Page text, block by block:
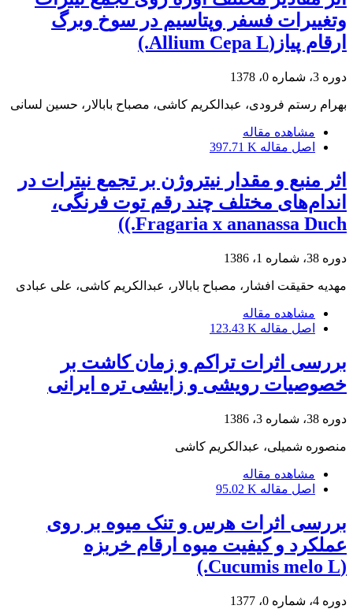
وتغییرات فسفر وپتاسیم در سوخ وبرگ
ارقام پیاز(Allium Cepa L.)
دوره 3، شماره 0، 1378
بهرام رستم فرودی، عبدالکریم کاشی، مصباح بابالار، حسین لسانی
مشاهده مقاله
اصل مقاله 397.71 K
اثر منبع و مقدار نیتروژن بر تجمع نیترات در
اندام‌های مختلف چند رقم توت فرنگی،
Fragaria x ananassa Duch.))
دوره 38، شماره 1، 1386
مهدیه حقیقت افشار، مصباح بابالار، عبدالکریم کاشی، علی عبادی
مشاهده مقاله
اصل مقاله 123.43 K
بررسی اثرات تراکم و زمان کاشت بر
خصوصیات رویشی و زایشی تره ایرانی
دوره 38، شماره 3، 1386
منصوره شمیلی، عبدالکریم کاشی
مشاهده مقاله
اصل مقاله 95.02 K
بررسی اثرات هرس و تنک میوه بر روی
عملکرد و کیفیت میوه ارقام خربزه
(Cucumis melo L.)
دوره 4، شماره 0، 1377